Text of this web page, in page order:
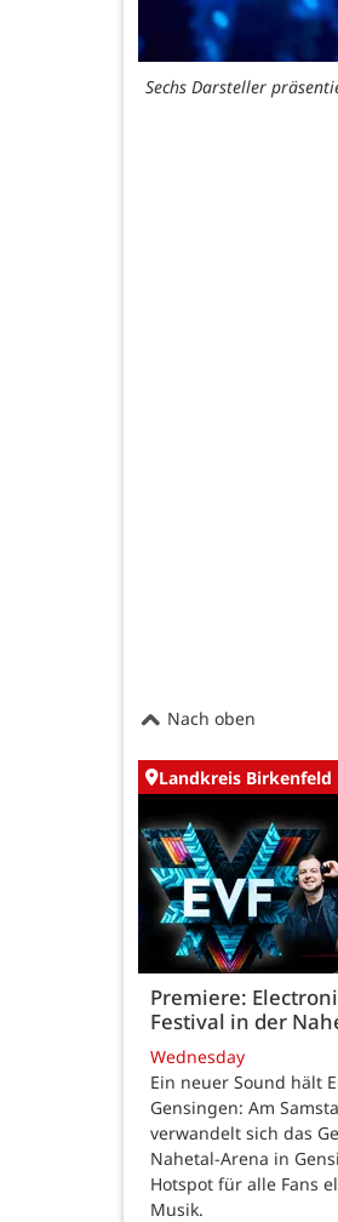
Sechs Darsteller
Nach oben
Landkreis Birkenfeld
Premiere:
Festival in der
Wednesday
Ein neuer Sound hält
Gensingen: Am
verwandelt sich das
Nahetal-Arena in
Hotspot für alle Fans
Musik.